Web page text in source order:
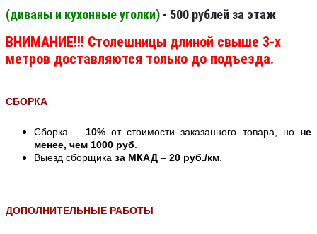
(диваны и кухонные уголки) - 500 рублей за этаж
ВНИМАНИЕ!!! Столешницы длиной свыше 3-х
метров доставляются только до подъезда.
СБОРКА
Сборка – 10%от стоимости заказанного товара, но не
менее, чем 1000 руб
Выезд сборщика за МКАД – 20 руб./км
ДОПОЛНИТЕЛЬНЫЕ РАБОТЫ